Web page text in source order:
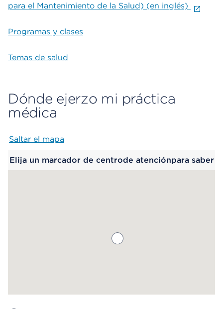
para el Mantenimiento de la Salud) (en inglés)
Programas y clases
Temas de salud
Dónde ejerzo mi práctica
médica
Saltar el mapa
Elija un marcador de centrode atenciónpara saber